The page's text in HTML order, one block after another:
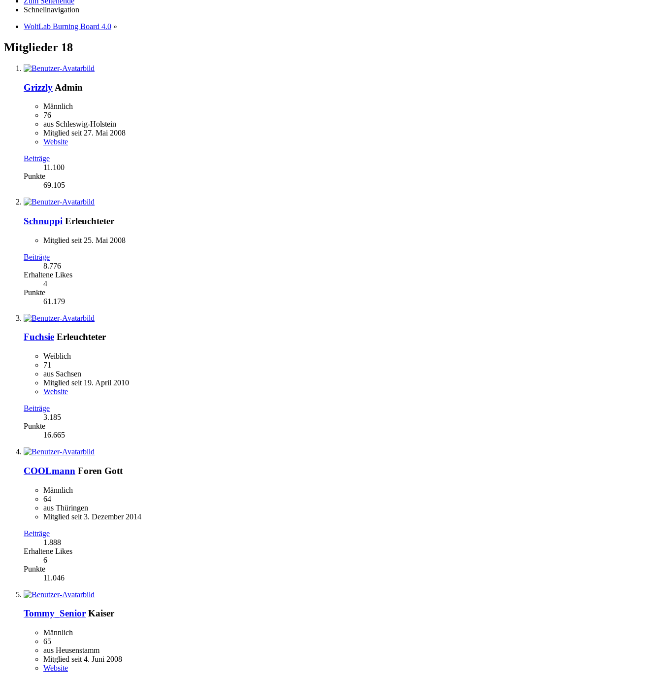
Schnellnavigation
WoltLab Burning Board 4.0 »
Mitglieder 18
Grizzly Admin
Männlich
76
aus Schleswig-Holstein
Mitglied seit 27. Mai 2008
Website
Beiträge
11.100
Punkte
69.105
Schnuppi Erleuchteter
Mitglied seit 25. Mai 2008
Beiträge
8.776
Erhaltene Likes
4
Punkte
61.179
Fuchsie Erleuchteter
Weiblich
71
aus Sachsen
Mitglied seit 19. April 2010
Website
Beiträge
3.185
Punkte
16.665
COOLmann Foren Gott
Männlich
64
aus Thüringen
Mitglied seit 3. Dezember 2014
Beiträge
1.888
Erhaltene Likes
6
Punkte
11.046
Tommy_Senior Kaiser
Männlich
65
aus Heusenstamm
Mitglied seit 4. Juni 2008
Website